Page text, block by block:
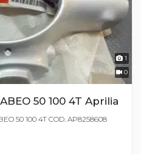
1
0
50 100 4T Aprilia
50 100 4T COD. AP8258608